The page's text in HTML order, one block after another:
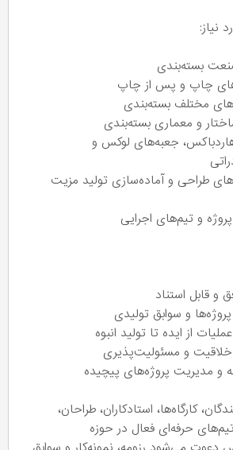
نیاز:
بسته‌بندی
چاپ و پس از چاپ
مختلف بسته‌بندی
و معماری بسته‌بندی
هاردباکس، جعبه‌های لوکس و
طراحی و آماده‌سازی تولید مزیت
و تیم‌های اجرایی
و قابل استناد
پروژه‌ها و سوابق تولیدی
از ایده تا تولید انبوه
خلاقیت و مسئولیت‌پذیری
و مدیریت پروژه‌های پیچیده
کارگاه‌ها، استادکاران، طراحان،
حرفه‌ای فعال در حوزه